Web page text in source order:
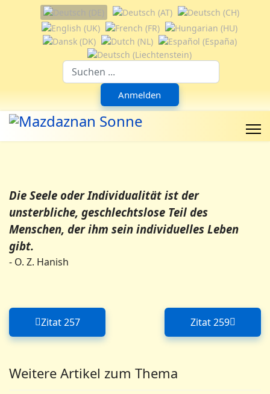
Sprache auswählen
Anmelden
Die Seele oder Individualität ist der
unsterbliche, geschlechtslose Teil des
Menschen, der ihm sein individuelles Leben
gibt.
- O. Z. Hanish
Vorheriger Beitrag: Zitat 257
Zitat 257 Nächster
Zitat 259
Weitere Artikel zum Thema